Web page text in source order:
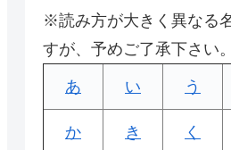
※読み方が大きく異なる
すが、予めご了承下さい。
あ い う
か き く